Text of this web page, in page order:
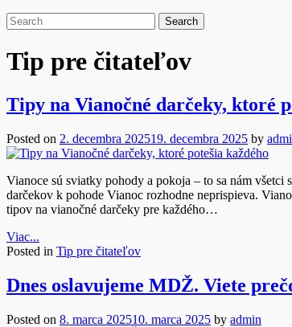
Tip pre čitateľov
Tipy na Vianočné darčeky, ktoré
Posted on 2. decembra 202519. decembra 2025 by
Vianoce sú sviatky pohody a pokoja – to sa nám
darčekov k pohode Vianoc rozhodne neprispieva.
tipov na vianočné darčeky pre každého…
Viac...
Posted in Tip pre čitateľov
Dnes oslavujeme MDŽ. Viete
Posted on 8. marca 202510. marca 2025 by admin